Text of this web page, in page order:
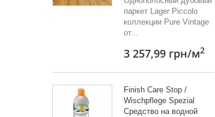
паркет Lager Piccolo
коллекции Pure Vintage
от...
3 257,99 грн/м2
Finish Care Stop /
Wischpflege Spezial
Средство на водной